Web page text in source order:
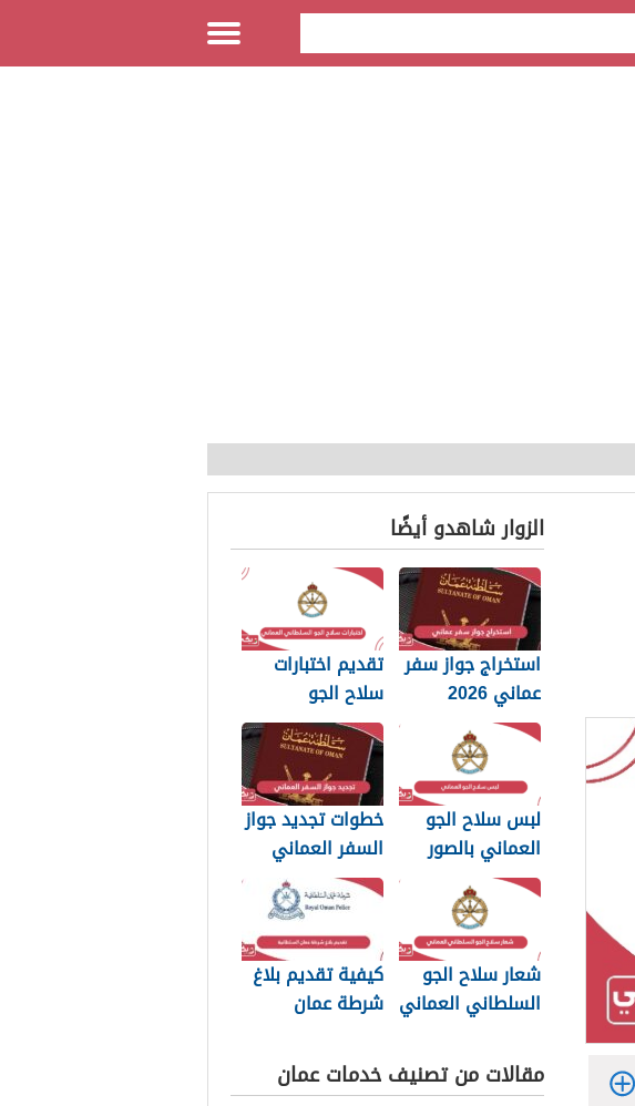
الزوار شاهدو أيضًا
استخراج جواز سفر
عماني 2026
المتطلبات التي
يجب أن تعرفها
تقديم اختبارات
سلاح الجو
السلطاني العماني
2026
لبس سلاح الجو
العماني بالصور
2026
خطوات تجديد جواز
السفر العماني
2026: الرسوم
والمستندات
المطلوبة
شعار سلاح الجو
السلطاني العماني
2026
كيفية تقديم بلاغ
شرطة عمان
مقالات من تصنيف خدمات عمان